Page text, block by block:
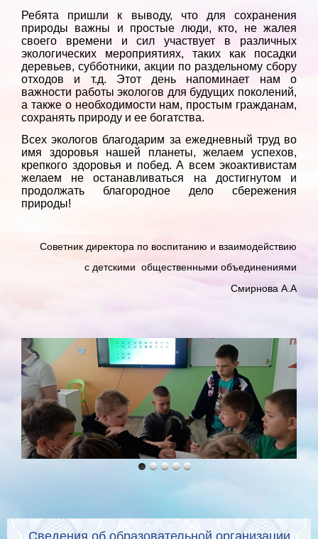
Ребята пришли к выводу, что для сохранения
природы важны и простые люди, кто, не жалея
своего времени и сил участвует в различных
экологических мероприятиях, таких как посадки
деревьев, субботники, акции по раздельному сбору
отходов и т.д. Этот день напоминает нам о
важности работы экологов для будущих поколений,
а также о необходимости нам, простым гражданам,
сохранять природу и ее богатства.
Всех экологов благодарим за ежедневный труд во
имя здоровья нашей планеты, желаем успехов,
крепкого здоровья и побед. А всем экоактивистам
желаем не останавливаться на достигнутом и
продолжать благородное дело сбережения
природы!
Советник директора по воспитанию и взаимодействию
с детскими общественными объединениями
Смирнова А.А
Сведения об образовательной организации